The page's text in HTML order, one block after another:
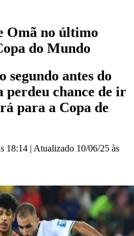
Omã no último
do Mundo
segundo antes do
perdeu chance de ir
para a Copa de
18:14 | Atualizado 10/06/25 às